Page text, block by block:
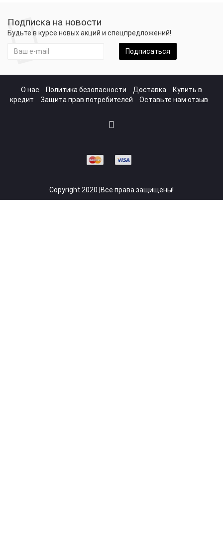
Подписка на новости
Будьте в курсе новых акций и спецпредложений!
Подписаться
О нас Политика безопасности Доставка
Купить в
кредит
Защита прав потребителей Оставьте нам отзыв
Copyright 2020 |Все права защищены!